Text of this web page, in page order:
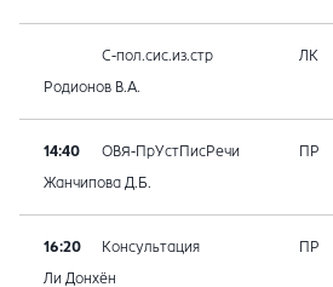
С-пол.сис.из.стр ЛК
Родионов В.А.
14:40 ОВЯ-ПрУстПисРечи ПР
Жанчипова Д.Б.
16:20 Консультация ПР
Ли Донхён